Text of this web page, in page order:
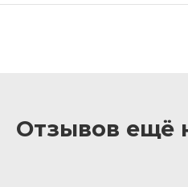
Отзывов ещё